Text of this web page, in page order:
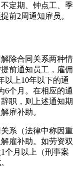
定期、钟点工、季
前2周通知雇员。
除合同关系两种情
前通知员工，雇佣
以上10年以下的通
6个月。在相应的通
职，则上述通知期
雇补助。
系（法律中称因重
雇补助。如劳资双
个月以上（刑事案